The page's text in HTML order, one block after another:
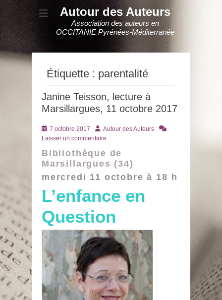
Autour des Auteurs
Association des auteurs en
OCCITANIE Pyrénées-Méditerranée
Étiquette : parentalité
Janine Teisson, lecture à
Marsillargues, 11 octobre 2017
Posté
le
7 octobre 2017 AuteurAutour des Auteurs
Laisser un commentaire
Bibliothèque de
Marsillargues (34)
mercredi 11 octobre à 18 h
L’enfance en
Question